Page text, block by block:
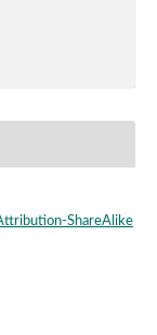
ShareAlike